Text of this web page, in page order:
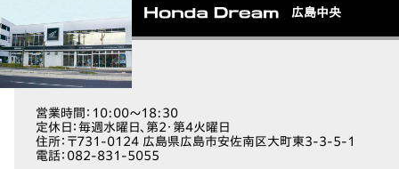
広島中央
営業時間 ：10:00～18:30
定休日 ：毎週水曜日、第2・第4火曜日
住所：〒731-0124 広島県広島市安佐南区大町東3-3-5-1
電話：082-831-5055